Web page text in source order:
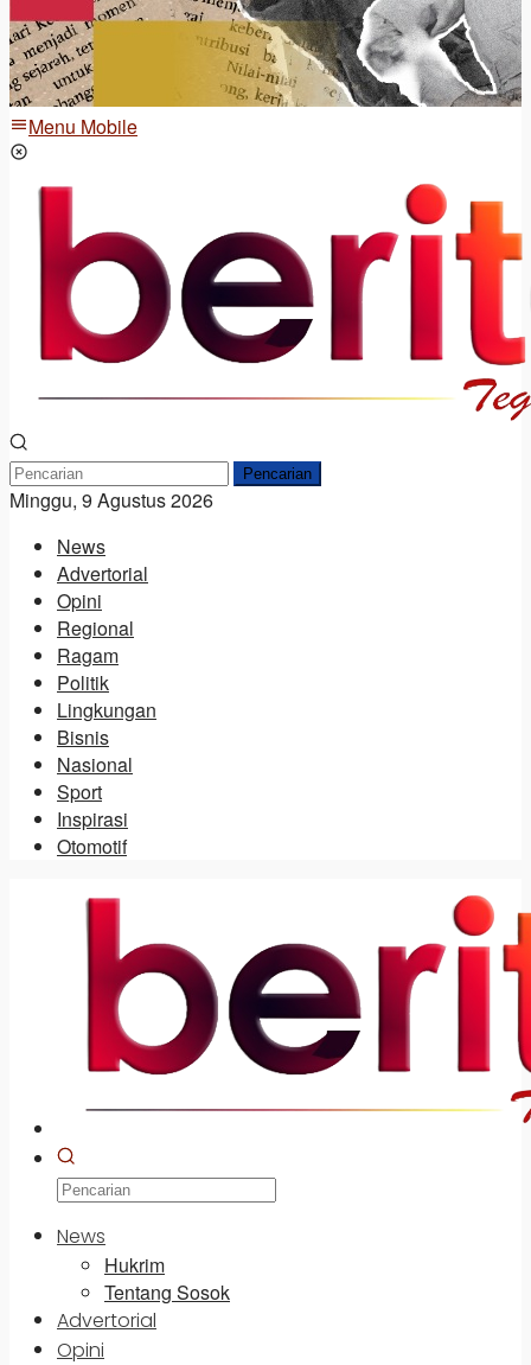
Menu Mobile
Pencarian
Minggu, 9 Agustus 2026
News
Advertorial
Opini
Regional
Ragam
Politik
Lingkungan
Bisnis
Nasional
Sport
Inspirasi
Otomotif
News
Hukrim
Tentang Sosok
Advertorial
Opini